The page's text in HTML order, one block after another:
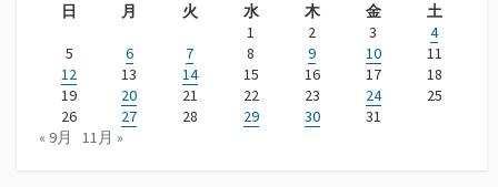
日
月 火 水 木 金
土
1
2 3
4
5
6 7 8 9 10
11
12
13 14 15 16 17
18
19
20 21 22 23 24
25
26
27 28 29 30
31
« 9月
11月 »